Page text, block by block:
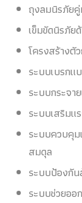
ถุงลมนิรภัย
เข็มขัดนิรภัย
โครงสร้างตั
ระบบเบรก
ระบบกระจา
ระบบเสริมแ
ระบบควบคุม
สมดุล
ระบบป้องกั
ระบบช่วยออ